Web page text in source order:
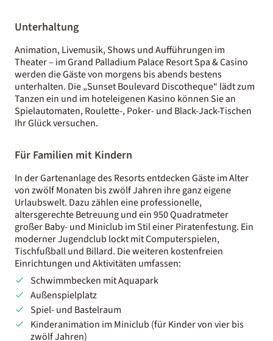
Unterhaltung
Animation, Livemusik, Shows und Aufführungen im
Theater – im Grand Palladium Palace Resort Spa & Casino
werden die Gäste von morgens bis abends bestens
unterhalten. Die „Sunset Boulevard Discotheque“ lädt zum
Tanzen ein und im hoteleigenen Kasino können Sie an
Spielautomaten, Roulette-, Poker- und Black-Jack-Tischen
Ihr Glück versuchen.
Für Familien mit Kindern
In der Gartenanlage des Resorts entdecken Gäste im Alter
von zwölf Monaten bis zwölf Jahren ihre ganz eigene
Urlaubswelt. Dazu zählen eine professionelle,
altersgerechte Betreuung und ein 950 Quadratmeter
großer Baby- und Miniclub im Stil einer Piratenfestung. Ein
moderner Jugendclub lockt mit Computerspielen,
Tischfußball und Billard. Die weiteren kostenfreien
Einrichtungen und Aktivitäten umfassen:
Schwimmbecken mit Aquapark
Außenspielplatz
Spiel- und Bastelraum
Kinderanimation im Miniclub (für Kinder von vier bis
zwölf Jahren)